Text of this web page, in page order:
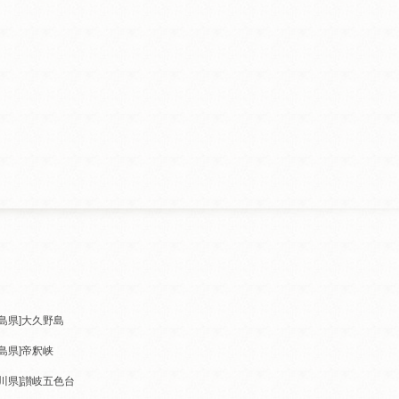
県]大久野島
県]帝釈峡
県]讃岐五色台